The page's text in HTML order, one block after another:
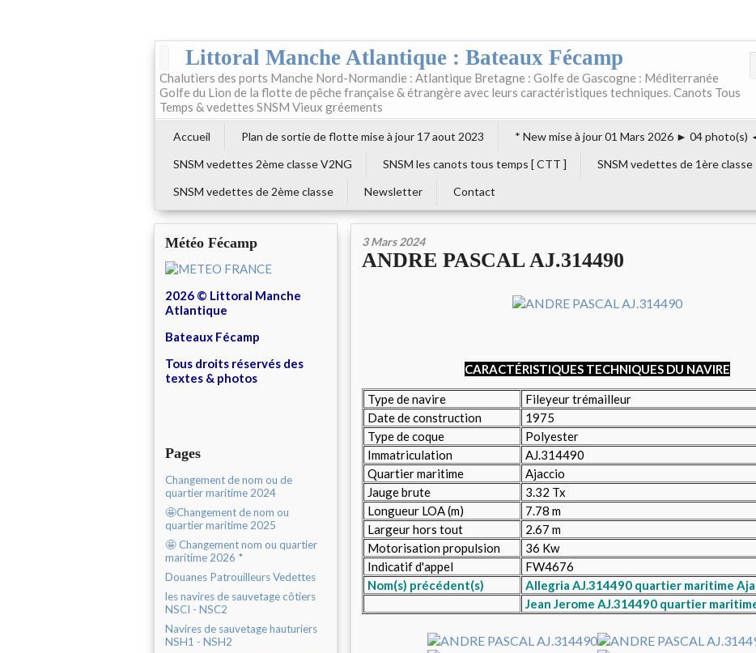
Littoral Manche Atlantique : Bateaux Fécamp
Chalutiers des ports Manche Nord-Normandie : Atlantique Bretagne : Golfe de Gascogne : Méditerranée
Golfe du Lion de la flotte de pêche française & étrangère avec leurs caractéristiques techniques. Canots Tous
Temps & vedettes SNSM Vieux gréements
Accueil Plan de sortie de flotte mise à jour 17 aout 2023
* New mise à jour 01 Mars 2026 ► 04 photo(s)
SNSM vedettes 2ème classe V2NG
SNSM les canots tous temps [ CTT ]
SNSM vedettes de 1ère classe
SNSM vedettes de 2ème classe
Newsletter Contact
Météo Fécamp
2026 © Littoral Manche
Atlantique
Bateaux Fécamp
Tous droits réservés des
textes & photos
Pages
Changement de nom ou de
quartier maritime 2024
🤩Changement de nom ou
quartier maritime 2025
🤩 Changement nom ou quartier
maritime 2026 *
Douanes Patrouilleurs Vedettes
les navires de sauvetage côtiers
NSCI - NSC2
Navires de sauvetage hauturiers
NSH1 - NSH2
3 Mars 2024
ANDRE PASCAL AJ.314490
CARACTÉRISTIQUES TECHNIQUES DU NAVIRE
Type de navire
Fileyeur trémailleur
Date de construction
1975
Type de coque
Polyester
Immatriculation
AJ.314490
Quartier maritime
Ajaccio
Jauge brute
3.32 Tx
Longueur LOA (m)
7.78 m
Largeur hors tout
2.67 m
Motorisation propulsion
36 Kw
Indicatif d'appel
FW4676
Nom(s) précédent(s)
Allegria AJ.314490 quartier maritime
Jean Jerome AJ.314490 quartier